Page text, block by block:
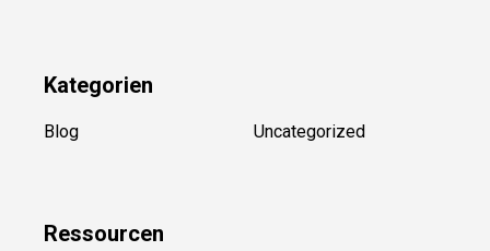
Kategorien
Blog Uncategorized
Ressourcen